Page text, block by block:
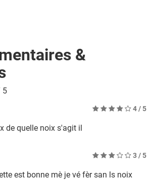
&
5
4/ 5
de quelle noix s'agit il
3/ 5
est bonne mè je vé fèr san ls noix